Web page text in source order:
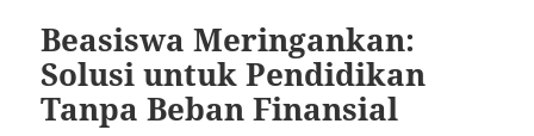
Beasiswa Meringankan:
Solusi untuk Pendidikan
Tanpa Beban Finansial